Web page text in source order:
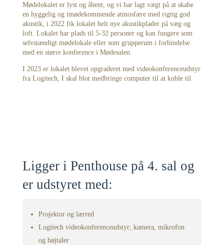
Mødelokalet er lyst og åbent, og vi har lagt vægt på at skabe
en hyggelig og imødekommende atmosfære med rigtig god
akustik, i 2022 fik lokalet helt nye akustikplader på væg og
loft. Lokalet har plads til 5-32 personer og kan fungere som
selvstændigt mødelokale eller som grupperum i forbindelse
med en større konference i Mødesalen.
I 2023 er lokalet blevet opgraderet med videokonferenceudstyr
fra Logitech, I skal blot medbringe computer til at koble til.
Ligger i Penthouse på 4. sal og
er udstyret med:
Projektor og lærred
Logitech videokonferenceudstyr; kamera, mikrofon
og højtaler